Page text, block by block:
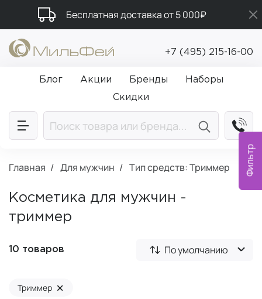
Фильтр
Бесплатная доставка от 5 000₽
Промокод ПРИВЕТ
Подарки в каждый заказ от 5 000₽
+7 (495) 215-16-00
Блог Акции Бренды
Наборы
Скидки
Главная Для мужчин Тип средств: Триммер
Косметика для мужчин -
триммер
10 товаров По умолчанию
Триммер ×